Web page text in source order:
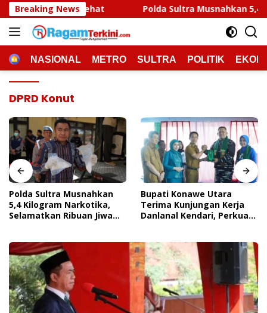
Langsung
ke
konten
Breaking News
Polda Sultra Musnahkan 5,4 Kilogram Narkotika,
HOMENASIONAL METRO SULTRA POLITIK
DPRD Konut
Polda Sultra Musnahkan
5,4 Kilogram Narkotika,
Selamatkan Ribuan Jiwa
Bupati Konawe Utara
Terima Kunjungan Kerja
Danlanal Kendari, Perkuat